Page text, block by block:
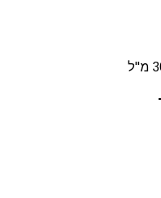
כמות של שמפו עץ התה טי טטרי 300 מ"ל